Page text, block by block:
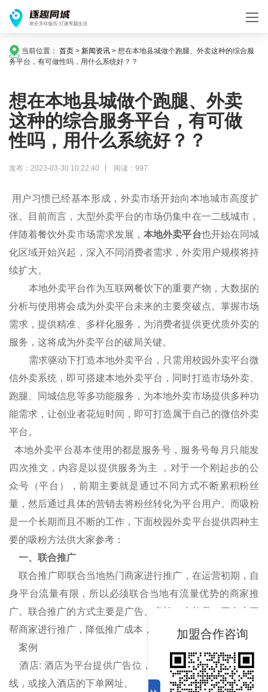
加盟合作咨询
当前位置： 首页 > 新闻资讯 > 想在本地县城做个跑腿、外卖这种的综合服
务平台，有可做性吗，用什么系统好？？
想在本地县城做个跑腿、外卖
这种的综合服务平台，有可做
性吗，用什么系统好？？
发布：2023-03-30 10:22:40 阅读：997
用户习惯已经基本形成，外卖市场开始向本地城市高度扩
张。目前而言，大型外卖平台的市场仍集中在一二线城市，
伴随着餐饮外卖市场需求发展，本地外卖平台也开始在同城
化区域开始兴起，深入不同消费者需求，外卖用户规模将持
续扩大。
本地外卖平台作为互联网餐饮下的重要产物，大数据的
分析与使用将会成为外卖平台未来的主要突破点。掌握市场
需求，提供精准、多样化服务，为消费者提供更优质外卖的
服务，这将成为外卖平台的破局关键。
需求驱动下打造本地外卖平台，只需用校园外卖平台微
信外卖系统，即可搭建本地外卖平台，同时打造市场外卖、
跑腿、同城信息等多功能服务，为本地外卖市场提供多种功
能需求，让创业者花短时间，即可打造属于自己的微信外卖
平台。
本地外卖平台基本使用的都是服务号，服务号每月只能发
四次推文，内容是以提供服务为主
，对于一个刚起步的公
众号（平台），前期主要就是通过不同方式不断累积粉丝
量，然后通过具体的营销去将粉丝转化为平台用户。而吸粉
是一个长期而且不断的工作，下面校园外卖平台提供四种主
要的吸粉方法供大家参考：
一、联合推广
联合推广即联合当地热门商家进行推广，在运营初期，自
身平台流量有限，所以必须联合当地有流量优势的商家推
广。联合推广的方式主要是广告、桌帖、小礼品，平台也要
帮商家进行推广，降低推广成本，进而获得双赢。
案例
酒店: 酒店为平台提供广告位，平台将酒店做成团购放上
线，或接入酒店的下单网址。